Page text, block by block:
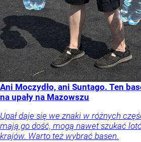
Ani Moczydło, ani Suntago. Ten
na upały na Mazowszu
Upał daje się we znaki w różnych
mają go dość, mogą nawet szukać
krajów. Warto też wybrać basen.